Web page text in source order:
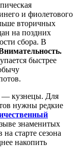
и фиолетового
вторичных
на поздних
сбора. В
быстрее
— кузнецы. Для
нужны редкие
знаменитых
старте сезона
накопить